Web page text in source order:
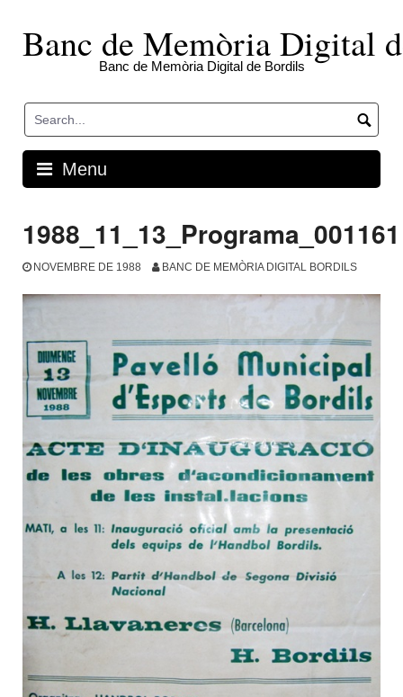
contentBanc de Memòria Digital
Banc de Memòria Digital de Bordils
Menu
1988_11_13_Programa_001161
NOVEMBRE DE 1988 BANC DE MEMÒRIA DIGITAL BORDILS